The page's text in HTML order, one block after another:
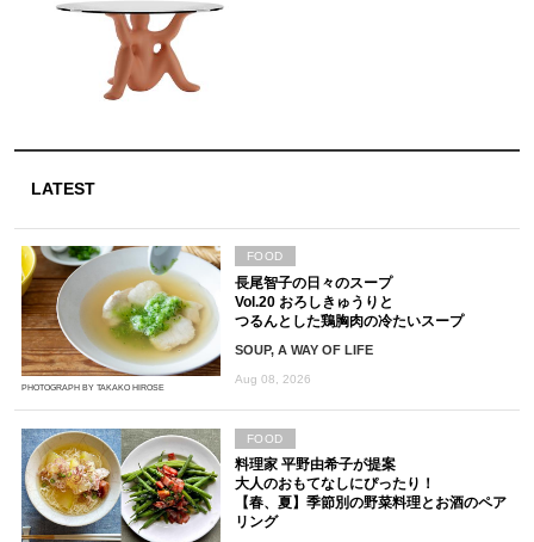
LATEST
PHOTOGRAPH BY TAKAKO HIROSE
長尾智子の日々のスープ
Vol.20 おろしきゅうりと
つるんとした鶏胸肉の冷たいスープ
SOUP, A WAY OF LIFE
Aug 08, 2026
FOOD
料理家 平野由希子が提案
大人のおもてなしにぴったり！
【春、夏】季節別の野菜料理とお酒のペア
リング
FOOD